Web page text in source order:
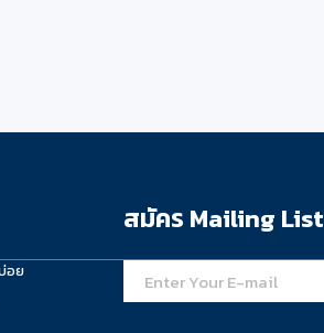
อย
สมัคร Mailing List